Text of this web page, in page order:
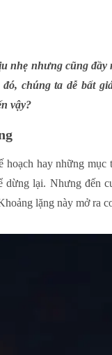
nhẹ nhưng cũng
chúng ta dễ bất
vậy?
hay những
lại. Nhưng đến
lặng này mở ra